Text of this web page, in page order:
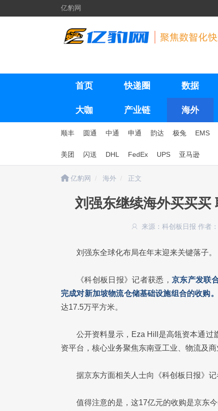
亿豹网
首页 快递圈 数据
大咖 产业链 海外
顺丰 圆通 中通 申通 韵达 极兔 EMS
美团 闪送 DHL FedEx UPS 亚马逊
亿豹网 海外 正文
刘强东继续海外买买买
来源：科创板日报 作者
刘强东全球化布局在年末迎来关键落子。
《科创板日报》记者获悉， 京东产发联
完成对新加坡物流仓储基础设施组合的收购。
达17.5万平方米。
公开资料显示，Eza Hill是高瓴资本通过
资平台，核心业务聚焦东南亚工业、物流及
据京东方面相关人士向《科创板日报》
值得注意的是，这17亿元的收购是京东